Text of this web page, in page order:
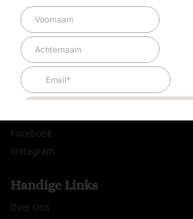
Klantenservice
Contact opnemen
Voorwaarden & Condities
Herroepingsrecht
Klachten
Facebook
Instagram
Handige Links
Over Ons